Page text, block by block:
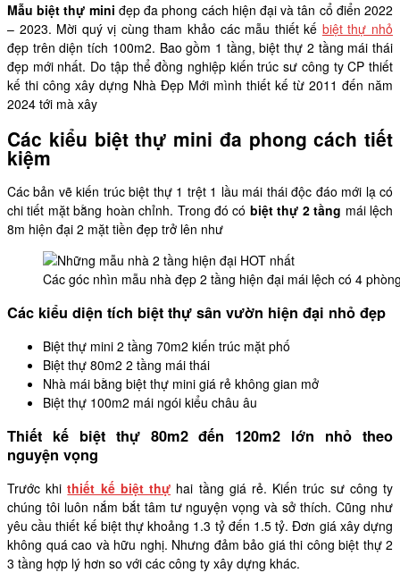
Mẫu biệt thự mini đẹp đa phong cách hiện đại và tân cổ điển 2022
– 2023. Mời quý vị cùng tham khảo các mẫu thiết kế biệt thự nhỏ
đẹp trên diện tích 100m2. Bao gồm 1 tầng, biệt thự 2 tầng mái thái
đẹp mới nhất. Do tập thể đồng nghiệp kiến trúc sư công ty CP thiết
kế thi công xây dựng Nhà Đẹp Mới mình thiết kế từ 2011 đến năm
2024 tới mà xây
Các kiểu biệt thự mini đa phong cách tiết
kiệm
Các bản vẽ kiến trúc biệt thự 1 trệt 1 lầu mái thái độc đáo mới lạ có
chi tiết mặt bằng hoàn chỉnh. Trong đó có biệt thự 2 tầng mái lệch
8m hiện đại 2 mặt tiền đẹp trở lên như
Các góc nhìn mẫu nhà đẹp 2 tầng hiện đại mái lệch có 4
Các kiểu diện tích biệt thự sân vườn hiện đại nhỏ đẹp
Biệt thự mini 2 tầng 70m2 kiến trúc mặt phố
Biệt thự 80m2 2 tầng mái thái
Nhà mái bằng biệt thự mini giá rẻ không gian mở
Biệt thự 100m2 mái ngói kiểu châu âu
Thiết kế biệt thự 80m2 đến 120m2 lớn nhỏ theo
nguyện vọng
Trước khithiết kế biệt thự hai tầng giá rẻ. Kiến trúc sư công ty
chúng tôi luôn nắm bắt tâm tư nguyện vọng và sở thích. Cũng như
yêu cầu thiết kế biệt thự khoảng 1.3 tỷ đến 1.5 tỷ. Đơn giá xây dựng
không quá cao và hữu nghị. Nhưng đảm bảo giá thi công biệt thự 2
3 tầng hợp lý hơn so với các công ty xây dựng khác.